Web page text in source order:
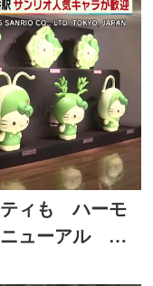
ティも ハーモ
ニューアル 大